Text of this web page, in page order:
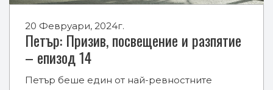
20 Февруари, 2024г.
Петър: Призив, посвещение и разпятие
– епизод 14
Петър беше един от най-ревностните